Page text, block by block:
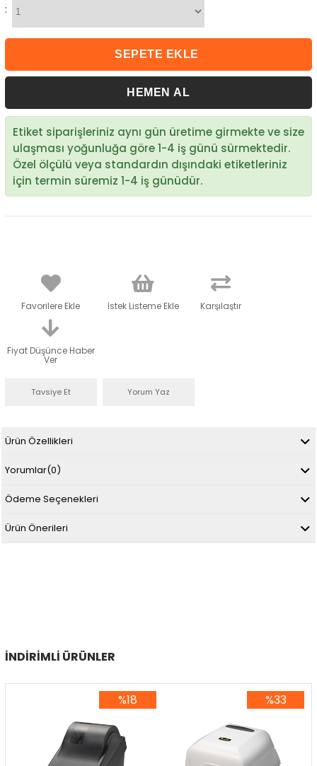
:
Etiket siparişleriniz aynı gün üretime girmekte ve size
ulaşması yoğunluğa göre 1-4 iş günü sürmektedir.
Özel ölçülü veya standardın dışındaki etiketleriniz
için termin süremiz 1-4 iş günüdür.
Favorilere Ekle İstek Listeme Ekle Karşılaştır
Fiyat Düşünce Haber
Ver
Tavsiye Et Yorum Yaz
Ürün Özellikleri
Yorumlar(0)
Ödeme Seçenekleri
Ürün Önerileri
İNDIRIMLI ÜRÜNLER
%18
%33